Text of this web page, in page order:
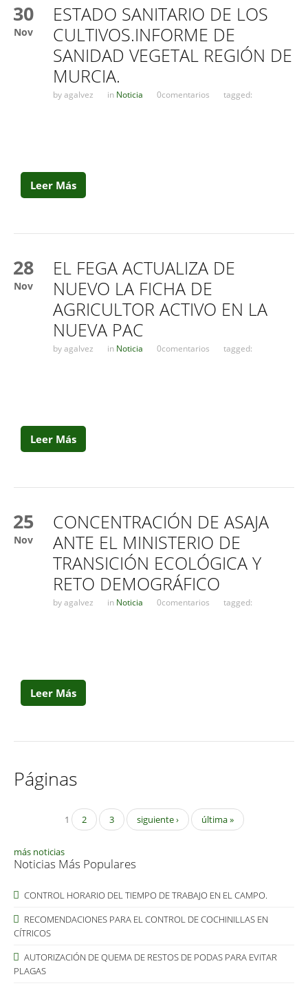
30
Nov
ESTADO SANITARIO DE LOS
CULTIVOS.INFORME DE
SANIDAD VEGETAL REGIÓN DE
MURCIA.
byagalvez in Noticia 0comentarios tagged:
Leer Más
28
Nov
EL FEGA ACTUALIZA DE
NUEVO LA FICHA DE
AGRICULTOR ACTIVO EN LA
NUEVA PAC
byagalvez in Noticia 0comentarios tagged:
Leer Más
25
Nov
CONCENTRACIÓN DE ASAJA
ANTE EL MINISTERIO DE
TRANSICIÓN ECOLÓGICA Y
RETO DEMOGRÁFICO
byagalvez in Noticia 0comentarios tagged:
Leer Más
Páginas
1 2 3 siguiente › última »
más noticias
Noticias Más Populares
CONTROL HORARIO DEL TIEMPO DE TRABAJO EN EL CAMPO.
RECOMENDACIONES PARA EL CONTROL DE COCHINILLAS EN
CÍTRICOS
AUTORIZACIÓN DE QUEMA DE RESTOS DE PODAS PARA EVITAR
PLAGAS